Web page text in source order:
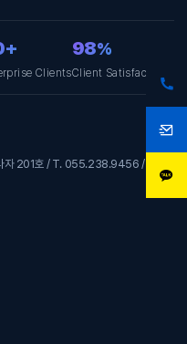
Clients
98%
Client Satisfaction
자 201호 / T. 055.238.9456 / E.